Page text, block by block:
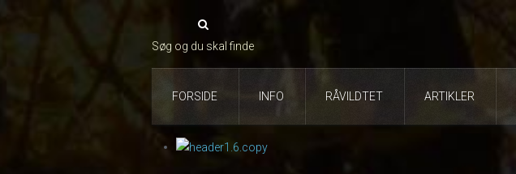
Søg og du skal finde
FORSIDE INFO RÅVILDTET ARTIKLER